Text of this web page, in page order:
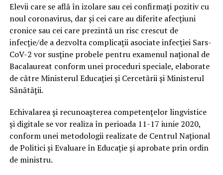
Elevii care se află în izolare sau cei confirmați pozitiv cu
noul coronavirus, dar și cei care au diferite afecțiuni
cronice sau cei care prezintă un risc crescut de
infecție/de a dezvolta complicații asociate infecției Sars-
CoV-2 vor susține probele pentru examenul național de
Bacalaureat conform unei proceduri speciale, elaborate
de către Ministerul Educației și Cercetării și Ministerul
Sănătății.
Echivalarea și recunoașterea competențelor lingvistice
și digitale se vor realiza în perioada 11-17 iunie 2020,
conform unei metodologii realizate de Centrul Național
de Politici și Evaluare în Educație și aprobate prin ordin
de ministru.